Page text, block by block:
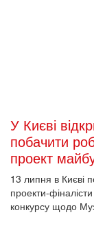
У Києві
побачити
проект
13 липня в Києві
проекти-
конкурсу щодо